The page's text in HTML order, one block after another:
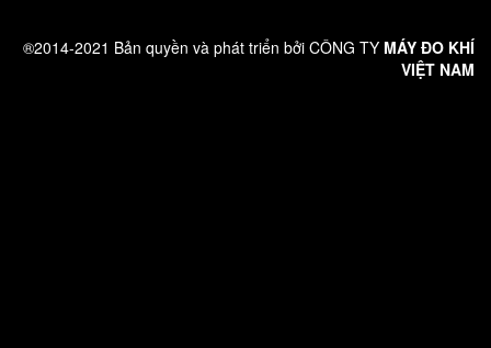
®2014-2021 Bản quyền và phát triển bởi CÔNG TY MÁY ĐO KHÍ
VIỆT NAM